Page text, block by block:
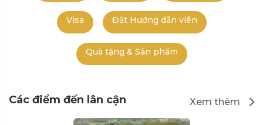
Visa Đặt Hướng dẫn viên
Quà tặng & Sản phẩm
Các điểm đến lân cận Xem thêm